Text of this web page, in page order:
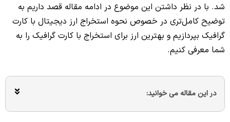
شد. با در نظر داشتن این موضوع در ادامه مقاله قصد داریم به
توضیح کامل‌تری در خصوص نحوه استخراج ارز دیجیتال با کارت
گرافیک بپردازیم و بهترین ارز برای استخراج با کارت گرافیک را به
شما معرفی کنیم.
در این مقاله می خوانید: